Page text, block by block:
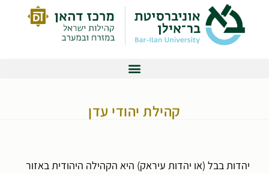
קהילת יהודי עדן
יהדות בבל (או יהדות עיראק) היא הקהילה היהודית באזור